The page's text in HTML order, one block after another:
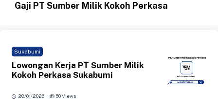
Gaji PT Sumber Milik Kokoh Perkasa
Sukabumi
Lowongan Kerja PT Sumber Milik
Kokoh Perkasa Sukabumi
28/01/2026 · 50 Views